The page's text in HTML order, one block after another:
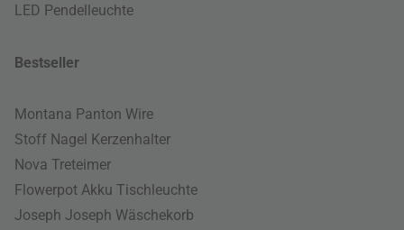
LED Pendelleuchte
Bestseller
Montana Panton Wire
Stoff Nagel Kerzenhalter
Nova Treteimer
Flowerpot Akku Tischleuchte
Joseph Joseph Wäschekorb